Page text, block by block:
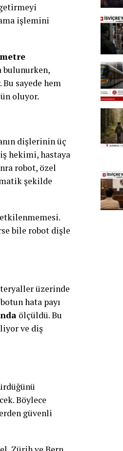
işlemini
bulunurken,
sayede hem
oluyor.
dişlerinin üç
hekimi, hastaya
robot, özel
şekilde
bile robot dişle
üzerinde
hata payı
ölçüldü. Bu
ve diş
Böylece
güvenli